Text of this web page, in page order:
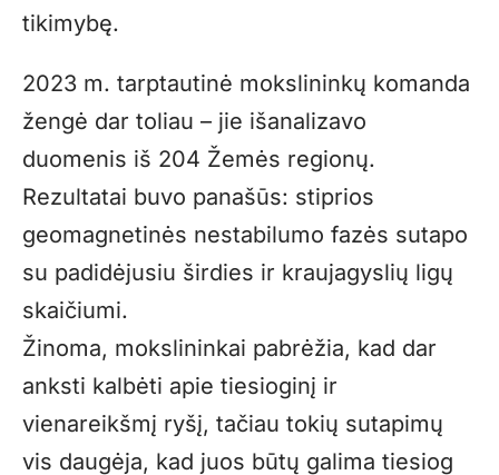
tikimybę.
2023 m. tarptautinė mokslininkų komanda
žengė dar toliau – jie išanalizavo
duomenis iš 204 Žemės regionų.
Rezultatai buvo panašūs: stiprios
geomagnetinės nestabilumo fazės sutapo
su padidėjusiu širdies ir kraujagyslių ligų
skaičiumi.
Žinoma, mokslininkai pabrėžia, kad dar
anksti kalbėti apie tiesioginį ir
vienareikšmį ryšį, tačiau tokių sutapimų
vis daugėja, kad juos būtų galima tiesiog